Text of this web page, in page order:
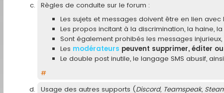
Règles de conduite sur le forum :
Les sujets et messages doivent être en lien
Les propos incitant à la discrimination, la haine,
Sont également prohibés les messages
Les modérateurs peuvent supprimer, éditer
Le double post inutile, le langage SMS abusif,
#
Usage des autres supports (Discord, Teamspeak,